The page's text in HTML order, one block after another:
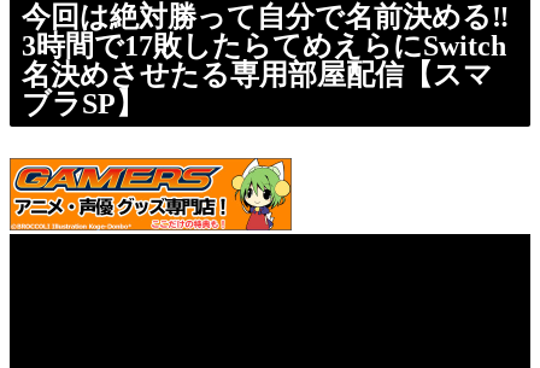
今回は絶対勝って自分で名前決める‼
3時間で17敗したらてめえらにSwitch
名決めさせたる専用部屋配信【スマ
ブラSP】